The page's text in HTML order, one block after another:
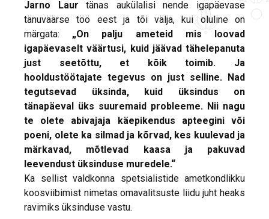
Jarno Laur tänas aukülalisi nende igapäevase
tänuväärse töö eest ja tõi välja, kui oluline on
märgata: „On palju ameteid mis loovad
igapäevaselt väärtusi, kuid jäävad tähelepanuta
just seetõttu, et kõik toimib. Ja
hooldustöötajate tegevus on just selline. Nad
tegutsevad üksinda, kuid üksindus on
tänapäeval üks suuremaid probleeme. Nii nagu
te olete abivajaja käepikendus apteegini või
poeni, olete ka silmad ja kõrvad, kes kuulevad ja
märkavad, mõtlevad kaasa ja pakuvad
leevendust üksinduse muredele.“
Ka sellist valdkonna spetsialistide ametkondlikku
koosviibimist nimetas omavalitsuste liidu juht heaks
ravimiks üksinduse vastu.